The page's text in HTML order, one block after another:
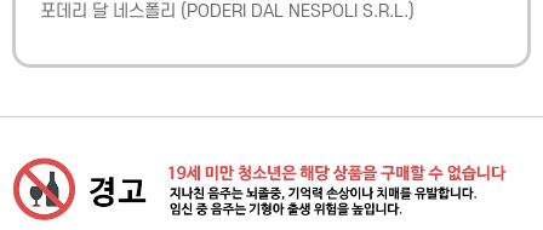
포데리 달 네스폴리 ( PODERI DAL NESPOLI S.R.L.)